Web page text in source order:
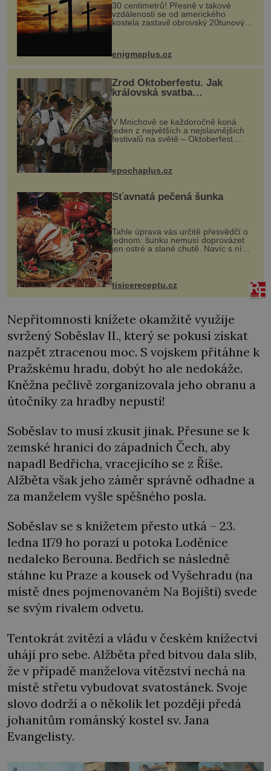
30 centimetrů! Přesně v takové
vzdálenosti se od amerického
kostela zastavil obrovský 20tunový
...
enigmaplus.cz
Zrod Oktoberfestu. Jak
královská svatba
odstartovala největší pivní
festival světa
V Mnichově se každoročně koná
jeden z největších a nejslavnějších
festivalů na světě – Oktoberfest.
návštěvníků, kteří si vychutnávají
kultur...
epochaplus.cz
Šťavnatá pečená šunka
Tahle úprava vás určitě přesvědčí o
jednom: šunku nemusí doprovázet
jen ostré a slané chutě. Navíc s ní
nakrmíte poměrně hodně hladových
krků. Ingredience sádlo 3 kg šunky
vcelku 3 stroužky česneku hl...
tisicereceptu.cz
Nepřítomnosti knížete okamžitě využije
svržený Soběslav II., který se pokusí získat
nazpět ztracenou moc. S vojskem přitáhne k
Pražskému hradu, dobýt ho ale nedokáže.
Kněžna pečlivě zorganizovala jeho obranu a
útočníky za hradby nepustí!
Soběslav to musí zkusit jinak. Přesune se k
zemské hranici do západních Čech, aby
napadl Bedřicha, vracejícího se z Říše.
Alžběta však jeho záměr správně odhadne a
za manželem vyšle spěšného posla.
Soběslav se s knížetem přesto utká – 23.
ledna 1179 ho porazí u potoka Loděnice
nedaleko Berouna. Bedřich se následně
stáhne ku Praze a kousek od Vyšehradu (na
místě dnes pojmenovaném Na Bojišti) svede
se svým rivalem odvetu.
Tentokrát zvítězí a vládu v českém knížectví
uhájí pro sebe. Alžběta před bitvou dala slib,
že v případě manželova vítězství nechá na
místě střetu vybudovat svatostánek. Svoje
slovo dodrží a o několik let později předá
johanitům románský kostel sv. Jana
Evangelisty.